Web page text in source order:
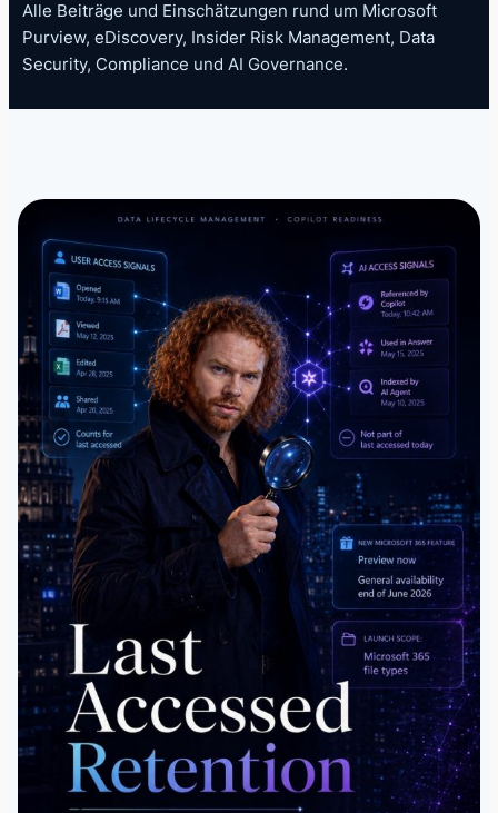
Alle Beiträge und Einschätzungen rund um Microsoft
Purview, eDiscovery, Insider Risk Management, Data
Security, Compliance und AI Governance.